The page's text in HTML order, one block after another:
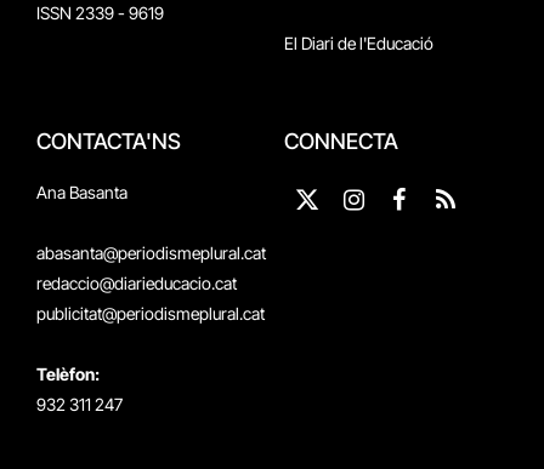
ISSN 2339 - 9619
El Diari de l'Educació
CONTACTA'NS
Ana Basanta
abasanta@periodismeplural.cat
redaccio@diarieducacio.cat
publicitat@periodismeplural.cat
Telèfon:
932 311 247
CONNECTA
X
Instagram
Facebook
RSS